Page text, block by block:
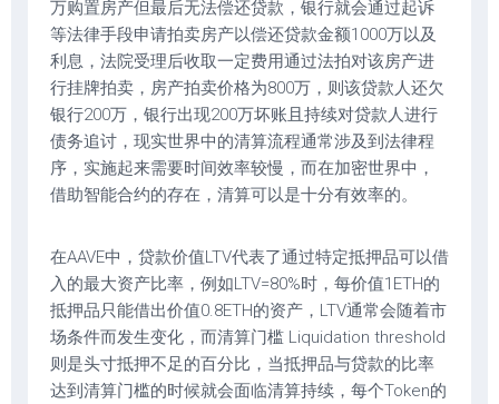
万购置房产但最后无法偿还贷款，银行就会通过起诉
等法律手段申请拍卖房产以偿还贷款金额1000万以及
利息，法院受理后收取一定费用通过法拍对该房产进
行挂牌拍卖，房产拍卖价格为800万，则该贷款人还欠
银行200万，银行出现200万坏账且持续对贷款人进行
债务追讨，现实世界中的清算流程通常涉及到法律程
序，实施起来需要时间效率较慢，而在加密世界中，
借助智能合约的存在，清算可以是十分有效率的。
在AAVE中，贷款价值LTV代表了通过特定抵押品可以借
入的最大资产比率，例如LTV=80%时，每价值1ETH的
抵押品只能借出价值0.8ETH的资产，LTV通常会随着市
场条件而发生变化，而清算门槛 Liquidation threshold
则是头寸抵押不足的百分比，当抵押品与贷款的比率
达到清算门槛的时候就会面临清算持续，每个Token的